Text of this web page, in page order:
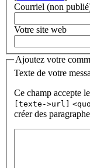
Courriel (non
Votre site web
Ajoutez votre
Texte de votre
Ce champ accepte
[texte->url]
créer des